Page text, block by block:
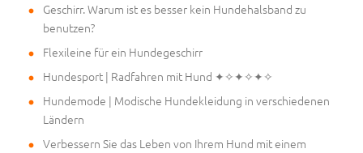
Geschirr. Warum ist es besser kein Hundehalsband zu
benutzen?
Flexileine für ein Hundegeschirr
Hundesport | Radfahren mit Hund ✦✧✦✧✦✧
Hundemode | Modische Hundekleidung in verschiedenen
Ländern
Verbessern Sie das Leben von Ihrem Hund mit einem